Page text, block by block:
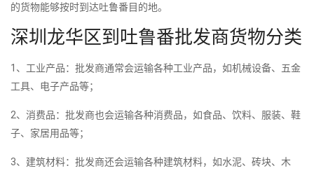
的货物能够按时到达吐鲁番目的地。
深圳龙华区到吐鲁番批发商货物分类
1、工业产品：批发商通常会运输各种工业产品，如机械设备、五金
工具、电子产品等；
2、消费品：批发商也会运输各种消费品，如食品、饮料、服装、鞋
子、家居用品等；
3、建筑材料：批发商还会运输各种建筑材料，如水泥、砖块、木